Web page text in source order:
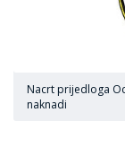
Nacrt prijedloga
naknadi